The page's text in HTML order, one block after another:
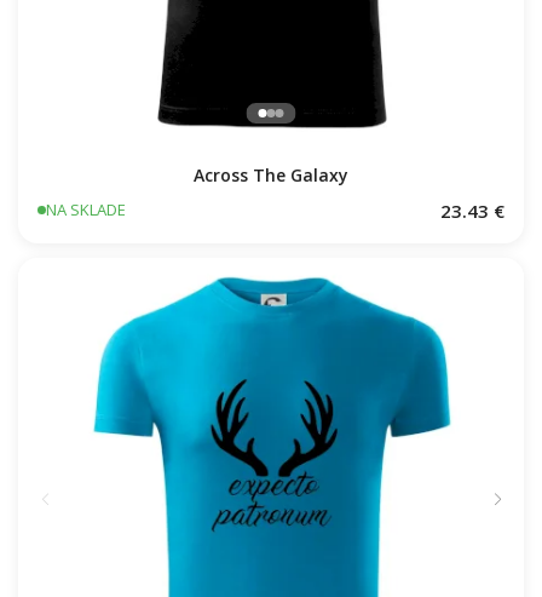
Across The Galaxy
NA SKLADE 23.43 €